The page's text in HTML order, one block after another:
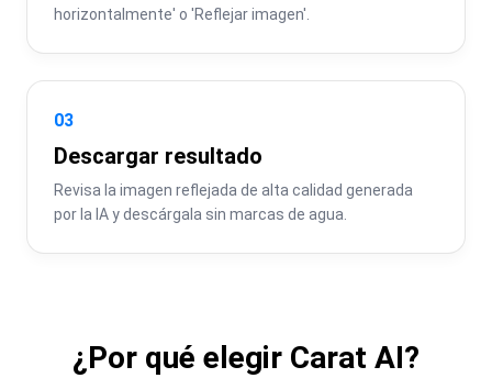
horizontalmente' o 'Reflejar imagen'.
03
Descargar resultado
Revisa la imagen reflejada de alta calidad generada
por la IA y descárgala sin marcas de agua.
¿Por qué elegir Carat AI?